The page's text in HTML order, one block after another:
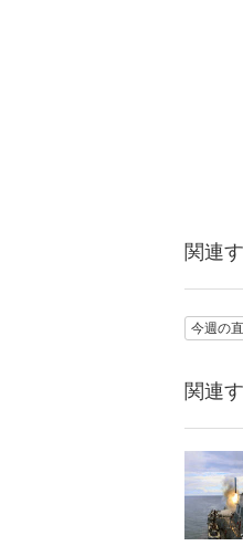
関連
今週の
関連